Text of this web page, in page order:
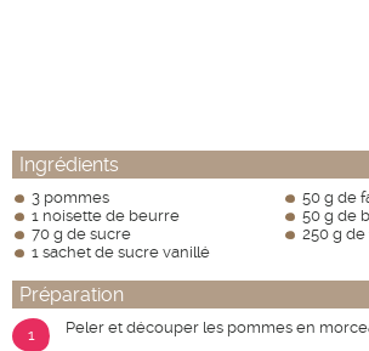
Ingrédients
3 pommes
1 noisette de beurre
70 g de sucre
1 sachet de sucre vanillé
50 g de
50 g de
250 g
Préparation
1 Peler et découper les pommes en